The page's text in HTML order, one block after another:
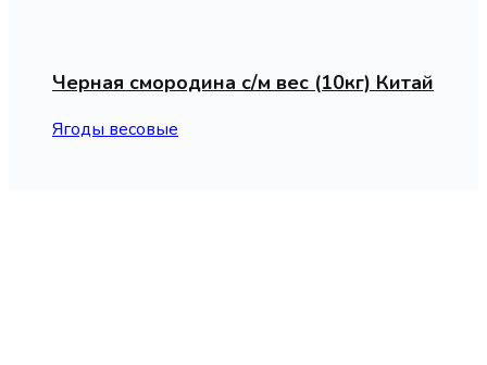
Черная смородина с/м вес (10кг) Китай
Ягоды весовые